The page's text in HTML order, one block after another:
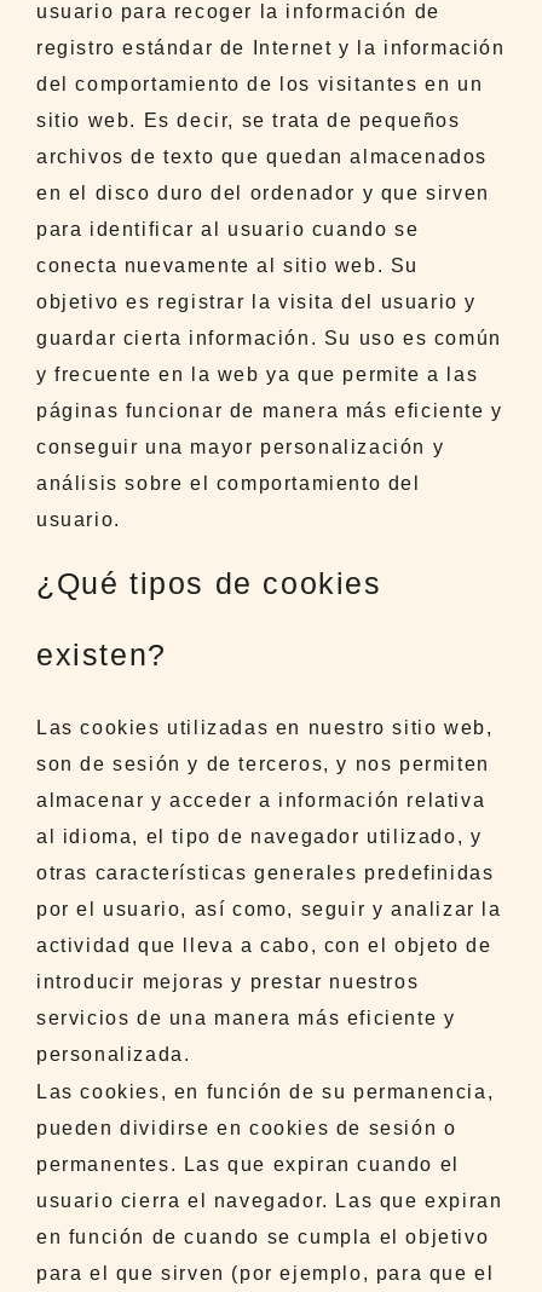
usuario para recoger la información de
registro estándar de Internet y la información
del comportamiento de los visitantes en un
sitio web. Es decir, se trata de pequeños
archivos de texto que quedan almacenados
en el disco duro del ordenador y que sirven
para identificar al usuario cuando se
conecta nuevamente al sitio web. Su
objetivo es registrar la visita del usuario y
guardar cierta información. Su uso es común
y frecuente en la web ya que permite a las
páginas funcionar de manera más eficiente y
conseguir una mayor personalización y
análisis sobre el comportamiento del
usuario.
¿Qué tipos de cookies
existen?
Las cookies utilizadas en nuestro sitio web,
son de sesión y de terceros, y nos permiten
almacenar y acceder a información relativa
al idioma, el tipo de navegador utilizado, y
otras características generales predefinidas
por el usuario, así como, seguir y analizar la
actividad que lleva a cabo, con el objeto de
introducir mejoras y prestar nuestros
servicios de una manera más eficiente y
personalizada.
Las cookies, en función de su permanencia,
pueden dividirse en cookies de sesión o
permanentes. Las que expiran cuando el
usuario cierra el navegador. Las que expiran
en función de cuando se cumpla el objetivo
para el que sirven (por ejemplo, para que el